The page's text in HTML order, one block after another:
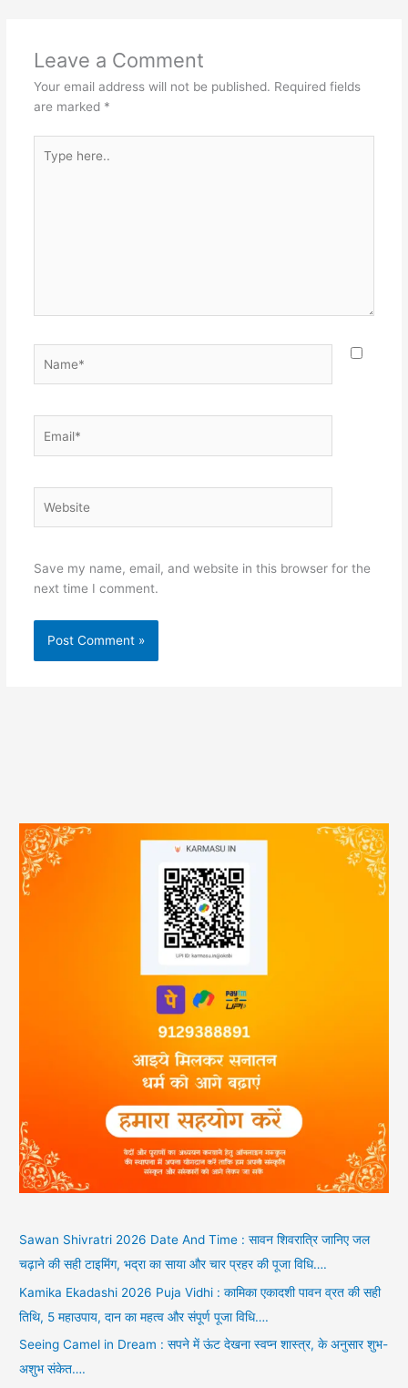
Leave a Comment
Your email address will not be published. Required fields
are marked *
here..
Save my name, email, and website in this browser for the
next time I comment.
Sawan Shivratri 2026 Date And Time : सावन शिवरात्रि जानिए जल
चढ़ाने की सही टाइमिंग, भद्रा का साया और चार प्रहर की पूजा विधि….
Kamika Ekadashi 2026 Puja Vidhi : कामिका एकादशी पावन व्रत की सही
तिथि, 5 महाउपाय, दान का महत्व और संपूर्ण पूजा विधि….
Seeing Camel in Dream : सपने में ऊंट देखना स्वप्न शास्त्र, के अनुसार शुभ-
अशुभ संकेत….